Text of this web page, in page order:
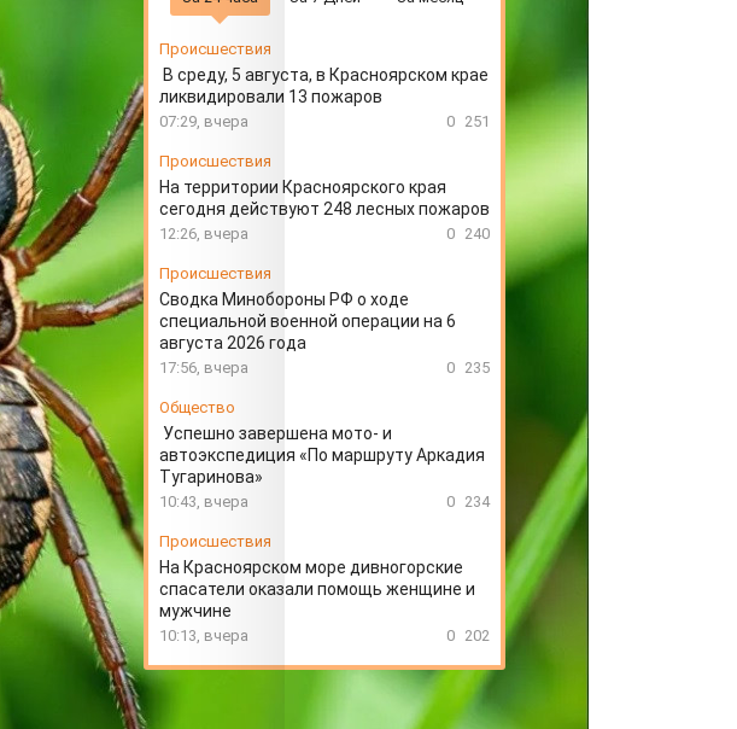
Происшествия
В среду, 5 августа, в Красноярском крае
ликвидировали 13 пожаров
07:29, вчера 0 251
Происшествия
На территории Красноярского края
сегодня действуют 248 лесных пожаров
12:26, вчера 0 240
Происшествия
Сводка Минобороны РФ о ходе
специальной военной операции на 6
августа 2026 года
17:56, вчера 0 235
Общество
Успешно завершена мото- и
автоэкспедиция «По маршруту Аркадия
Тугаринова»
10:43, вчера 0 234
Происшествия
На Красноярском море дивногорские
спасатели оказали помощь женщине и
мужчине
10:13, вчера 0 202